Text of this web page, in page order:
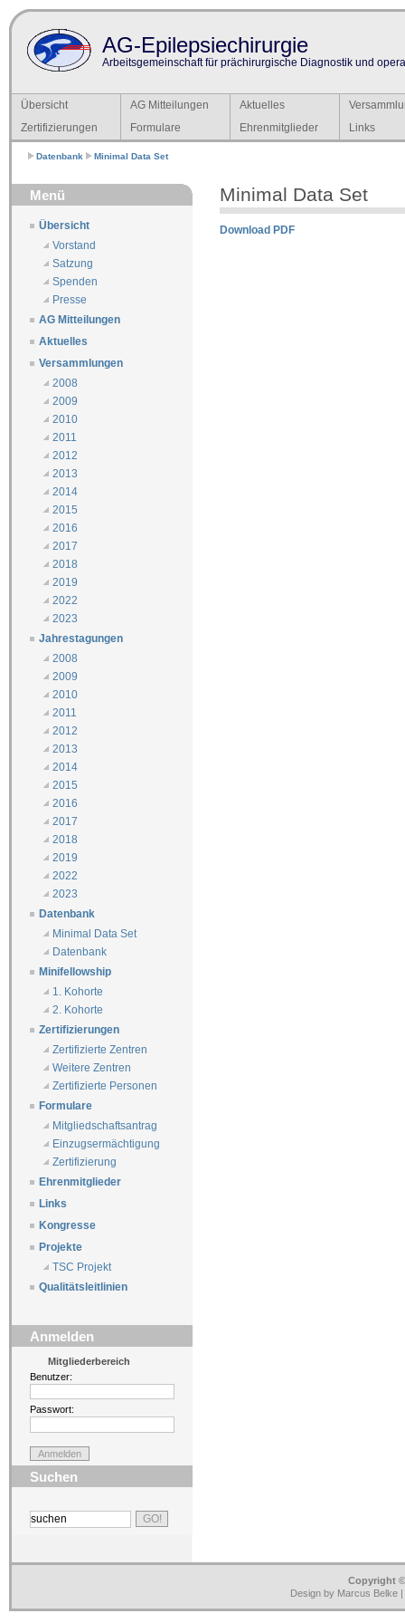
AG-Epilepsiechirurgie
Arbeitsgemeinschaft für prächirurgische Diagnostik und
Übersicht AG Mitteilungen Aktuelles
Zertifizierungen
Formulare Ehrenmitglieder Links
Datenbank Minimal Data Set
Menü
Übersicht
Vorstand
Satzung
Spenden
Presse
AG Mitteilungen
Aktuelles
Versammlungen
2008
2009
2010
2011
2012
2013
2014
2015
2016
2017
2018
2019
2022
2023
Jahrestagungen
2008
2009
2010
2011
2012
2013
2014
2015
2016
2017
2018
2019
2022
2023
Datenbank
Minimal Data Set
Datenbank
Minifellowship
1. Kohorte
2. Kohorte
Zertifizierungen
Zertifizierte Zentren
Weitere Zentren
Zertifizierte Personen
Formulare
Mitgliedschaftsantrag
Einzugsermächtigung
Zertifizierung
Ehrenmitglieder
Links
Kongresse
Projekte
TSC Projekt
Qualitätsleitlinien
Anmelden
Mitgliederbereich
Benutzer:
Passwort:
Suchen
Minimal Data Set
Download PDF
Copyright
Design by Marcus Belke